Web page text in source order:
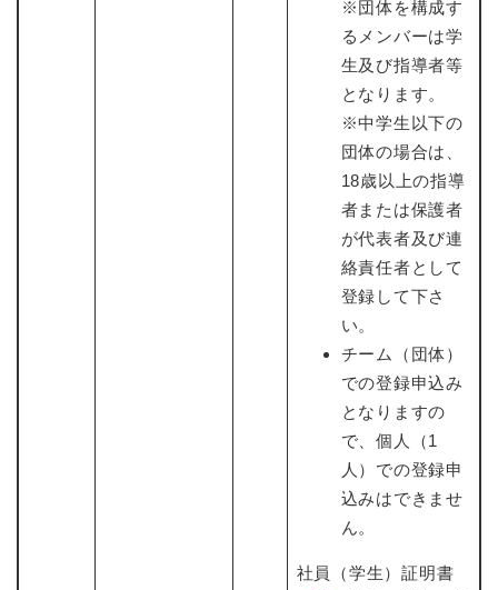
※団体を構成す
るメンバーは学
生及び指導者等
となります。
※中学生以下の
団体の場合は、
18歳以上の指導
者または保護者
が代表者及び連
絡責任者として
登録して下さ
い。
チーム（団体）
での登録申込み
となりますの
で、個人（1
人）での登録申
込みはできませ
ん。
社員（学生）証明書